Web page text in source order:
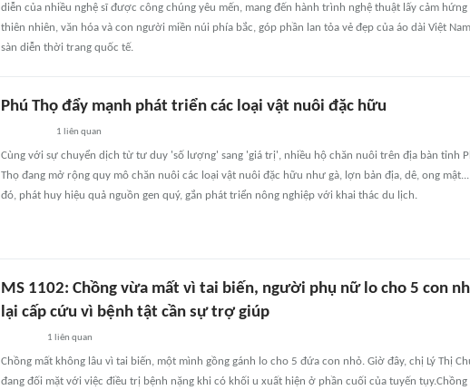
diễn của nhiều nghệ sĩ được công chúng yêu mến, mang đến hành trình nghệ thuật lấy cảm
thiên nhiên, văn hóa và con người miền núi phía bắc, góp phần lan tỏa vẻ đẹp của áo dài Việt
sàn diễn thời trang quốc tế.
Phú Thọ đẩy mạnh phát triển các loại vật nuôi đặc hữu
1 liên quan
Cùng với sự chuyển dịch từ tư duy 'số lượng' sang 'giá trị', nhiều hộ chăn nuôi trên địa bàn tỉnh
Thọ đang mở rộng quy mô chăn nuôi các loại vật nuôi đặc hữu như gà, lợn bản địa, dê, ong mật...
đó, phát huy hiệu quả nguồn gen quý, gắn phát triển nông nghiệp với khai thác du lịch.
MS 1102: Chồng vừa mất vì tai biến, người phụ nữ lo cho 5 con
lại cấp cứu vì bệnh tật cần sự trợ giúp
1 liên quan
Chồng mất không lâu vì tai biến, một mình gồng gánh lo cho 5 đứa con nhỏ. Giờ đây, chị Lý Thị
đang đối mặt với việc điều trị bệnh nặng khi có khối u xuất hiện ở phần cuối của tuyến tụy.Chồng